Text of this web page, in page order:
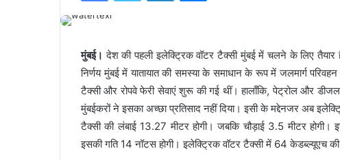
मुंबई।देश की पहली इलेक्ट्रिक वॉटर टैक्सी मुंबई में चलने के लिए
निर्णय मुंबई में यातायात की समस्या के समाधान के रूप में जलमार्ग
टैक्सी और रोपवे फेरी सेवाएं शुरू की गई थीं। हालाँकि, पेट्रोल और
मुंबईकरों ने इसका अच्छा प्रतिसाद नहीं दिया। इसी के मद्देनजर अब
टैक्सी की लंबाई 13.27 मीटर होगी। जबकि चौड़ाई 3.5 मीटर
इसकी गति 14 नॉटस होगी। इलेक्ट्रिक वॉटर टैक्सी में 64 केडब्ल्यूएच